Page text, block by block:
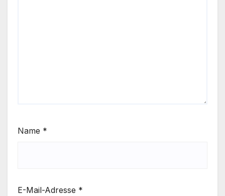
Name *
E-Mail-Adresse *